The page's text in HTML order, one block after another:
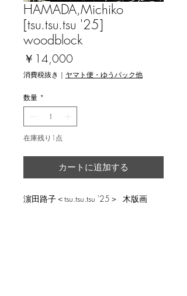
HAMADA,Michiko
[tsu.tsu.tsu '25]
woodblock
￥14,000
格
消費税抜き | ヤマト便・ゆうパック他
数量 *
在庫残り1点
カートに追加する
濵田路子＜tsu.tsu.tsu '25＞ 木版画